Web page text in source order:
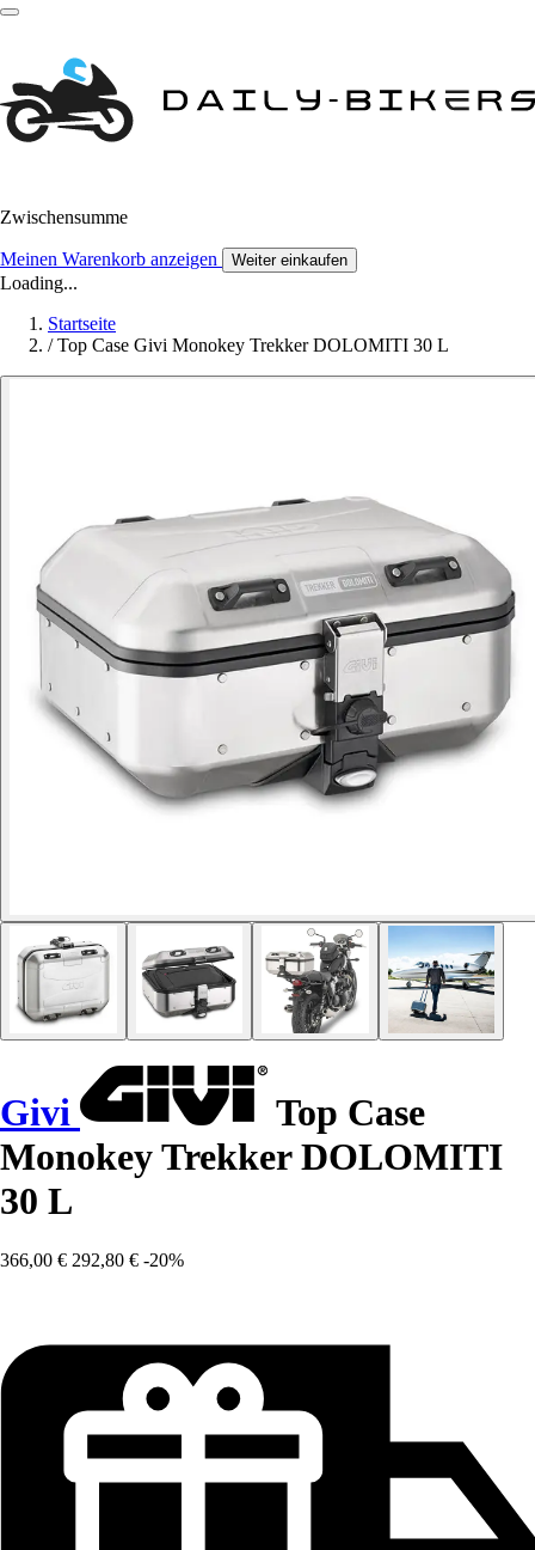
Zwischensumme
Meinen Warenkorb anzeigen Weiter einkaufen
Loading...
Startseite
/ Top Case Givi Monokey Trekker DOLOMITI 30 L
Givi
Top Case
Monokey Trekker DOLOMITI
30 L
366,00 € 292,80 € -20%